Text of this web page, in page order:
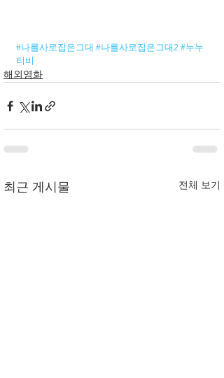
#나를사로잡은그대 #나를사로잡은그대2 #누누
티비
해외영화
최근 게시물 전체 보기